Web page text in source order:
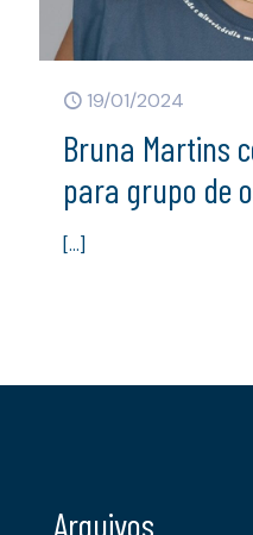
19/01/2024
Bruna Martins
para grupo de
[…]
Arquivos